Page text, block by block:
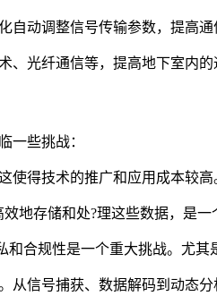
动调整信号传输参数，提高通
光纤通信等，提高地下室内的
一些挑战：
得技术的推广和应用成本较
地存储和处?理这些数据，是
合规性是一个重大挑战。尤
信号捕获、数据解码到动态